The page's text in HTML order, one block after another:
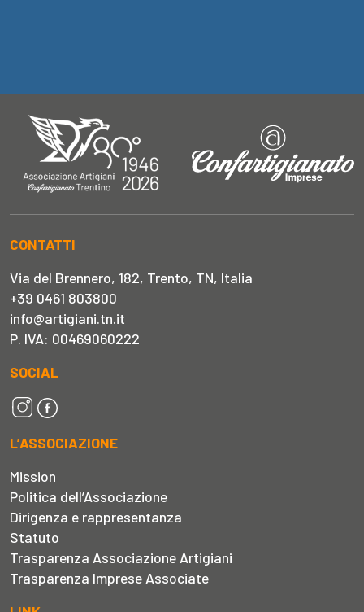
CONTATTI
Via del Brennero, 182, Trento, TN, Italia
+39 0461 803800
info@artigiani.tn.it
P. IVA: 00469060222
SOCIAL
L’ASSOCIAZIONE
Mission
Politica dell’Associazione
Dirigenza e rappresentanza
Statuto
Trasparenza Associazione Artigiani
Trasparenza Imprese Associate